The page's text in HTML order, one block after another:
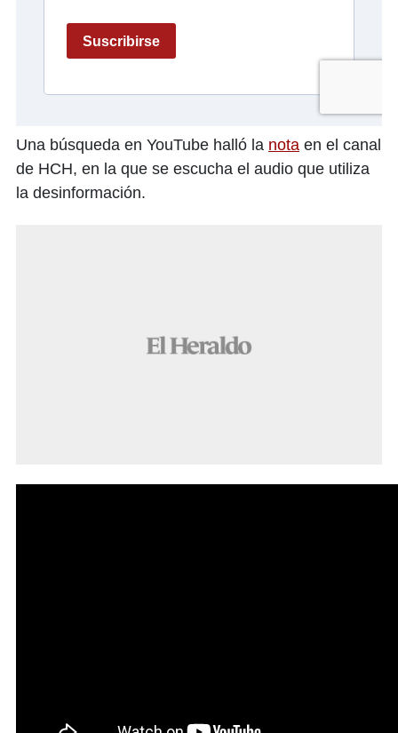
Una búsqueda en YouTube halló la nota en el canal
de HCH, en la que se escucha el audio que utiliza
la desinformación.